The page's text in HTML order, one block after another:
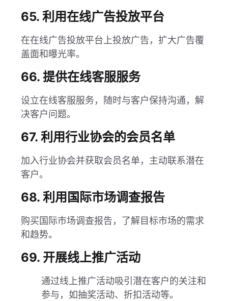
65. 利用在线广告投放平台
在在线广告投放平台上投放广告，扩大广告覆
盖面和曝光率。
66. 提供在线客服服务
设立在线客服服务，随时与客户保持沟通，解
决客户问题。
67. 利用行业协会的会员名单
加入行业协会并获取会员名单，主动联系潜在
客户。
68. 利用国际市场调查报告
购买国际市场调查报告，了解目标市场的需求
和趋势。
69. 开展线上推广活动
通过线上推广活动吸引潜在客户的关注和
参与，如抽奖活动、折扣活动等。